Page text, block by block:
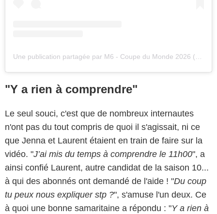
Une publication partagée par M6 - Coupe du Monde 2026 (@m6officiel)
"Y a rien à comprendre"
Le seul souci, c'est que de nombreux internautes
n'ont pas du tout compris de quoi il s'agissait, ni ce
que Jenna et Laurent étaient en train de faire sur la
vidéo. "J’ai mis du temps à comprendre le 11h00", a
ainsi confié Laurent, autre candidat de la saison 10...
à qui des abonnés ont demandé de l'aide ! "Du coup
tu peux nous expliquer stp ?", s'amuse l'un deux. Ce
à quoi une bonne samaritaine a répondu : "Y a rien à